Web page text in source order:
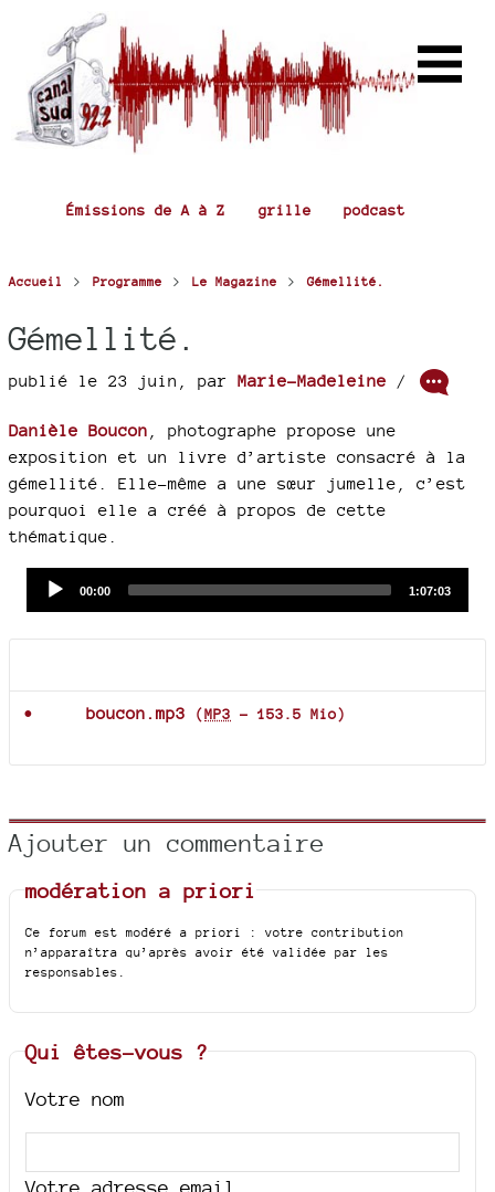
Émissions de A à Z grille podcast
Accueil > Programme > Le Magazine > Gémellité.
Gémellité.
publié le 23 juin par Marie-Madeleine /
Danièle Boucon , photographe propose une
exposition et un livre d’artiste consacré à la
gémellité. Elle-même a une sœur jumelle, c’est
pourquoi elle a créé à propos de cette
thématique.
Current
00:00
Total
1:07:03
boucon.mp3 (MP3 - 153.5 Mio)
Ajouter un commentaire
modération a priori
Ce forum est modéré a priori : votre contribution
n’apparaîtra qu’après avoir été validée par les
responsables.
Qui êtes-vous ?
Votre nom
Votre adresse email